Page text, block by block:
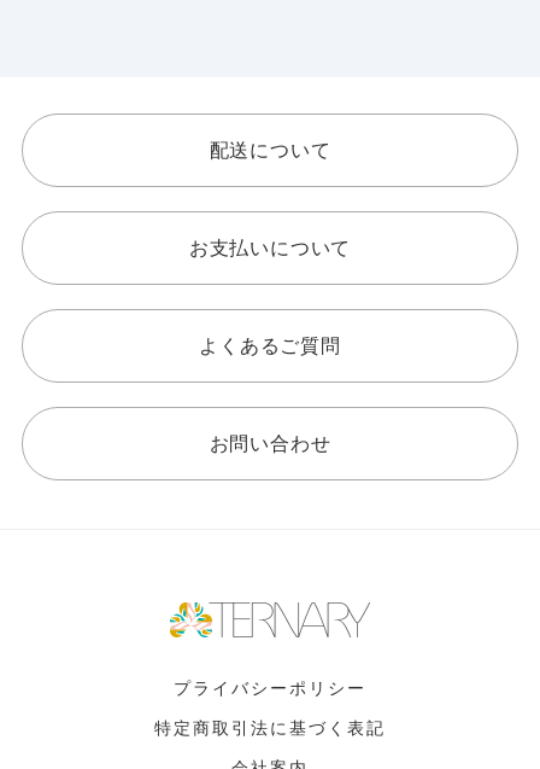
配送について
お支払いについて
よくあるご質問
お問い合わせ
プライバシーポリシー
特定商取引法に基づく表記